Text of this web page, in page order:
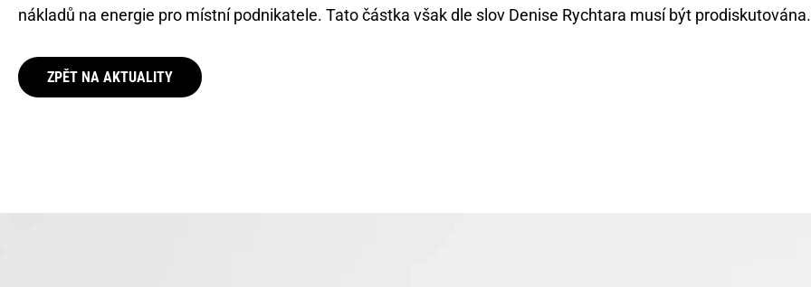
nákladů na energie pro místní podnikatele. Tato částka však dle slov Denise Rychtara musí být prodiskutována.
ZPĚT NA AKTUALITY